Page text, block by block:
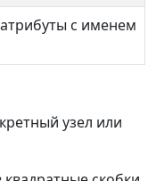
с именем
узел или